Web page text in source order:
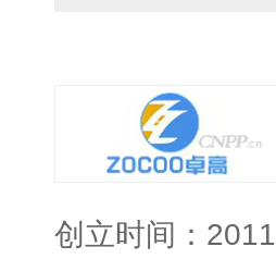
创立时间：2011